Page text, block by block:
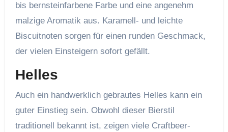
bis bernsteinfarbene Farbe und eine angenehm
malzige Aromatik aus. Karamell- und leichte
Biscuitnoten sorgen für einen runden Geschmack,
der vielen Einsteigern sofort gefällt.
Helles
Auch ein handwerklich gebrautes Helles kann ein
guter Einstieg sein. Obwohl dieser Bierstil
traditionell bekannt ist, zeigen viele Craftbeer-